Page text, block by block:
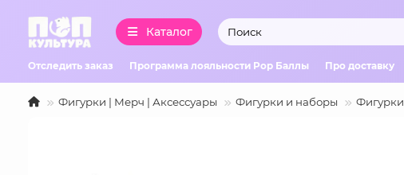
Каталог
Отследить заказ Программа лояльности Pop Баллы Про доставку
Фигурки | Мерч | Аксессуары Фигурки и наборы Фигурки